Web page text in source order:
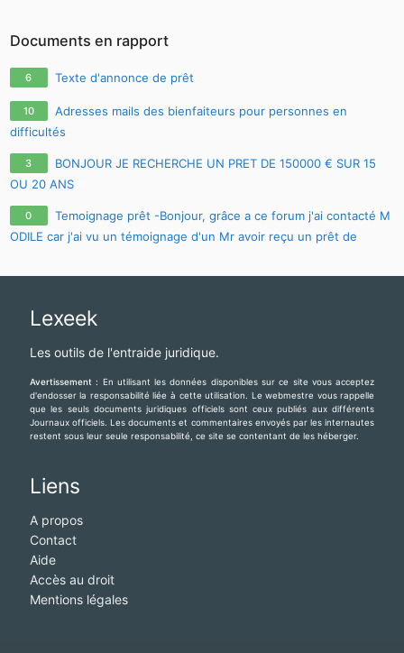
Documents en rapport
6 Texte d'annonce de prêt
10
Adresses mails des bienfaiteurs pour personnes en
difficultés
3
BONJOUR JE RECHERCHE UN PRET DE 150000 € SUR 15
OU 20 ANS
0
Temoignage prêt -Bonjour, grâce a ce forum j'ai contacté M
ODILE car j'ai vu un témoignage d'un Mr avoir reçu un prêt de
bonsiite@gmail.com) Temoignage prêt -Bonjour, grâce a ce forum
Lexeek
Les outils de l'entraide juridique.
Avertissement :
En utilisant les données disponibles sur ce site vous acceptez
d'endosser la responsabilité liée à cette utilisation. Le webmestre vous rappelle
que les seuls documents juridiques officiels sont ceux publiés aux différents
Journaux officiels. Les documents et commentaires envoyés par les internautes
restent sous leur seule responsabilité, ce site se contentant de les héberger.
Liens
A propos
Contact
Aide
Accès au droit
Mentions légales